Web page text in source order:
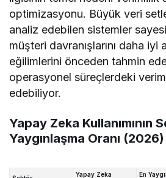
optimizasyonu. Büyük veri
analiz edebilen sistemler
müşteri davranışlarını daha
eğilimlerini önceden tahmin
operasyonel süreçlerdeki
edebiliyor.
Yapay Zeka Kullanımının
Yaygınlaşma Oranı (2026)
Yapay Zeka
En